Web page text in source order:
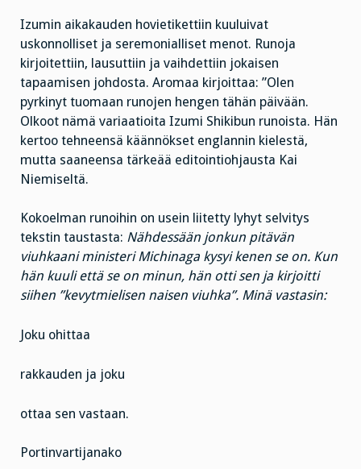
Izumin aikakauden hovietikettiin kuuluivat
uskonnolliset ja seremonialliset menot. Runoja
kirjoitettiin, lausuttiin ja vaihdettiin jokaisen
tapaamisen johdosta. Aromaa kirjoittaa: ”Olen
pyrkinyt tuomaan runojen hengen tähän päivään.
Olkoot nämä variaatioita Izumi Shikibun runoista. Hän
kertoo tehneensä käännökset englannin kielestä,
mutta saaneensa tärkeää editointiohjausta Kai
Niemiseltä.
Kokoelman runoihin on usein liitetty lyhyt selvitys
tekstin taustasta: Nähdessään jonkun pitävän
viuhkaani ministeri Michinaga kysyi kenen se on. Kun
hän kuuli että se on minun, hän otti sen ja kirjoitti
siihen ”kevytmielisen naisen viuhka”. Minä vastasin:
Joku ohittaa
rakkauden ja joku
ottaa sen vastaan.
Portinvartijanako